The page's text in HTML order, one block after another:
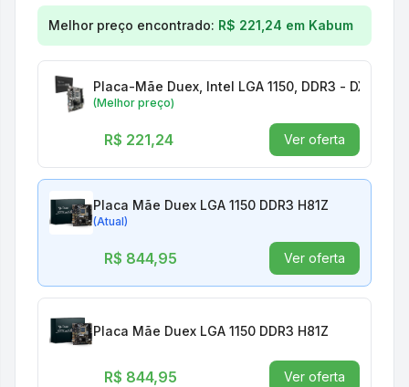
Comparação de preços para Placa Mãe Duex LGA
Melhor preço encontrado: R$ 221,24 em Kabum
Placa-Mãe Duex, Intel LGA 1150, DDR3 - DX-H81Z
(Melhor preço)
R$ 221,24 Ver oferta
Placa Mãe Duex LGA 1150 DDR3 H81Z
(Atual)
R$ 844,95 Ver oferta
Placa Mãe Duex LGA 1150 DDR3 H81Z
R$ 844,95 Ver oferta